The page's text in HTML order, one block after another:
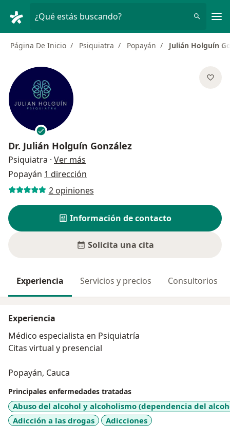
¿Qué estás buscando?
Página De Inicio Psiquiatra Popayán Julián Holguín
Dr. Julián Holguín González
Psiquiatra · Ver más
Popayán 1 dirección
2 opiniones
Información de contacto
Solicita una cita
Experiencia Servicios y precios Consultorios
Experiencia
Médico especialista en Psiquiatría
Citas virtual y presencial
Popayán, Cauca
Principales enfermedades tratadas
Abuso del alcohol y alcoholismo (dependencia del
Adicción a las drogas
Adicciones